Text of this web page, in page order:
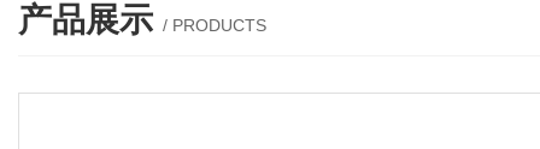
产品展示 / PRODUCTS